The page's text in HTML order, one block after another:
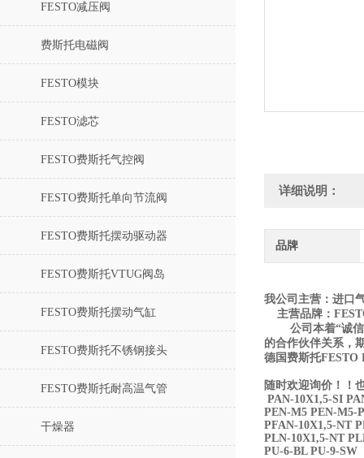
FESTO减压阀
费斯托电磁阀
FESTO模块
FESTO滤芯
FESTO费斯托气控阀
FESTO费斯托单向节流阀
FESTO费斯托摆动驱动器
FESTO费斯托VTUG阀岛
FESTO费斯托摆动气缸
FESTO费斯托不锈钢接头
FESTO费斯托耐高温气管
干燥器
详细说明：
品牌
我公司主营：进口
主营品牌：
公司本着“诚信经
的合作伙伴关系，
德国费斯托FESTO
随时欢迎询价！！
PAN-10X1,5-SI
PEN-M5 PEN-
PFAN-10X1,5-NT
PLN-10X1,5-NT
PU-6-BL PU-9-